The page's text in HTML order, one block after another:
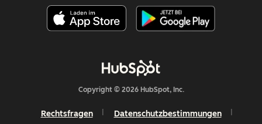
Copyright © 2026 HubSpot, Inc.
Rechtsfragen Datenschutzbestimmungen